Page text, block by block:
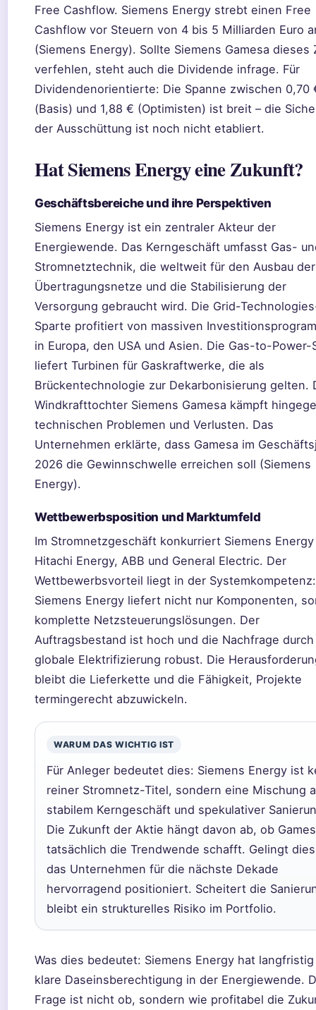
Free Cashflow. Siemens Energy strebt einen Free
Cashflow vor Steuern von 4 bis 5 Milliarden Euro
(Siemens Energy). Sollte Siemens Gamesa dieses
verfehlen, steht auch die Dividende infrage. Für
Dividendenorientierte: Die Spanne zwischen 0,70
(Basis) und 1,88 € (Optimisten) ist breit – die
der Ausschüttung ist noch nicht etabliert.
Hat Siemens Energy eine Zukunft?
Geschäftsbereiche und ihre Perspektiven
Siemens Energy ist ein zentraler Akteur der
Energiewende. Das Kerngeschäft umfasst Gas-
Stromnetztechnik, die weltweit für den Ausbau der
Übertragungsnetze und die Stabilisierung der
Versorgung gebraucht wird. Die Grid-
Sparte profitiert von massiven
in Europa, den USA und Asien. Die Gas-to-Power-
liefert Turbinen für Gaskraftwerke, die als
Brückentechnologie zur Dekarbonisierung gelten.
Windkrafttochter Siemens Gamesa kämpft
technischen Problemen und Verlusten. Das
Unternehmen erklärte, dass Gamesa im
2026 die Gewinnschwelle erreichen soll (Siemens
Energy).
Wettbewerbsposition und Marktumfeld
Im Stromnetzgeschäft konkurriert Siemens
Hitachi Energy, ABB und General Electric. Der
Wettbewerbsvorteil liegt in der Systemkompetenz:
Siemens Energy liefert nicht nur Komponenten,
komplette Netzsteuerungslösungen. Der
Auftragsbestand ist hoch und die Nachfrage
globale Elektrifizierung robust. Die
bleibt die Lieferkette und die Fähigkeit, Projekte
termingerecht abzuwickeln.
WARUM DAS WICHTIG IST
Für Anleger bedeutet dies: Siemens Energy ist
reiner Stromnetz-Titel, sondern eine Mischung
stabilem Kerngeschäft und spekulativer
Die Zukunft der Aktie hängt davon ab, ob
tatsächlich die Trendwende schafft. Gelingt
das Unternehmen für die nächste Dekade
hervorragend positioniert. Scheitert die
bleibt ein strukturelles Risiko im Portfolio.
Was dies bedeutet: Siemens Energy hat
klare Daseinsberechtigung in der Energiewende.
Frage ist nicht ob, sondern wie profitabel die